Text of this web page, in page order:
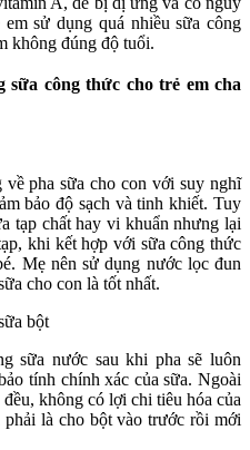
sử dụng quá nhiều sữa công
không đúng độ tuổi.
công thức cho trẻ em cha
pha sữa cho con với suy nghĩ
bảo độ sạch và tinh khiết. Tuy
tạp chất hay vi khuẩn nhưng lại
khi kết hợp với sữa công thức
Mẹ nên sử dụng nước lọc đun
cho con là tốt nhất.
bột
sữa nước sau khi pha sẽ luôn
tính chính xác của sữa. Ngoài
không có lợi chi tiêu hóa của
là cho bột vào trước rồi mới